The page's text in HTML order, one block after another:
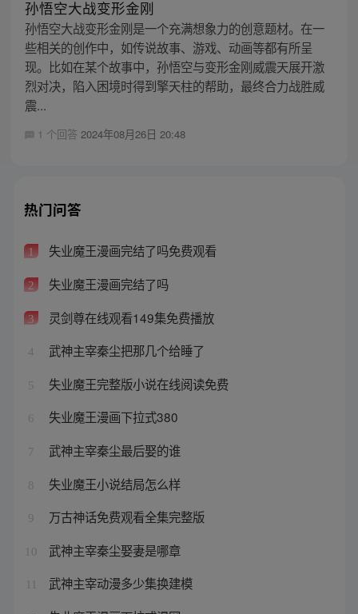
孙悟空大战变形金刚
孙悟空大战变形金刚是一个充满想象力的创意题材。在一
些相关的创作中，如传说故事、游戏、动画等都有所呈
现。比如在某个故事中，孙悟空与变形金刚威震天展开激
烈对决，陷入困境时得到擎天柱的帮助，最终合力战胜威
震...
1 个回答 2024年08月26日 20:48
热门问答
1 失业魔王漫画完结了吗免费观看
2 失业魔王漫画完结了吗
3 灵剑尊在线观看149集免费播放
4 武神主宰秦尘把那几个给睡了
5 失业魔王完整版小说在线阅读免费
6 失业魔王漫画下拉式380
7 武神主宰秦尘最后娶的谁
8 失业魔王小说结局怎么样
9 万古神话免费观看全集完整版
10 武神主宰秦尘娶妻是哪章
武神主宰动漫多少集换建模